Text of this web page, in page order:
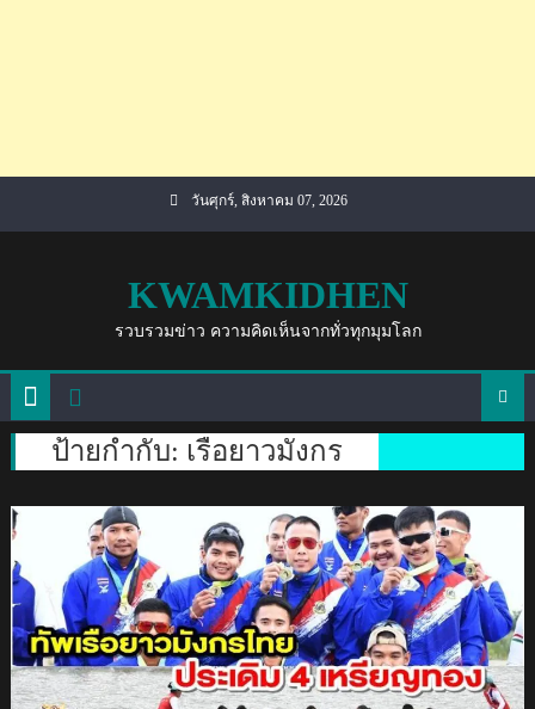
วันศุกร์, สิงหาคม 07, 2026
KWAMKIDHEN
รวบรวมข่าว ความคิดเห็นจากทั่วทุกมุมโลก
ป้ายกำกับ: เรือยาวมังกร